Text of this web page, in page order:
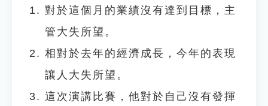
對於這個月的業績沒有達到目標，主
管大失所望。
相對於去年的經濟成長，今年的表現
讓人大失所望。
這次演講比賽，他對於自己沒有發揮